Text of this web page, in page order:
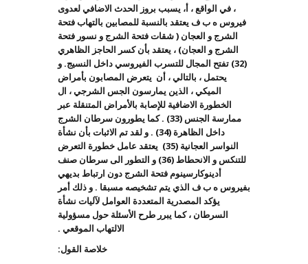
، في الواقع ، أ، يسبب بروز الحدث الاضافي لعدوى
فيروس ه ب ف يعتقد بالنسبة للمصابين بالتهاب فتحة
الشرج و العجان ( شقات فتحة الشرج و نسور فتحة
الشرج و العجان) ، يعتقد بأن كسر الحاجز الظاهري
(32) تفتح المجال للتسرب الفيروسي داخل النسيج. و
يحتمل ، بالتالي ، أن يتعرض المصابون بأمراض
الميكي ، الذين يمارسون الجس الشرجي ، ال
الخطورة الاضافية للإصابة بالأمراض المتنقلة عبر
ممارسة الجنس (33) . كما يطورون سرطان الشرج
داخل الظاهرة (34) . و لقد تم الاثبات بأن نشأة
النواسر العجانية (35) يعتقد عامل خطورة التعرض
للتنكس و الانحطاط (36) و التطور الى سرطان صنف
أدينوكارسينوم فتحة الشرج دون ارتباط بديهي
بفيروس ه ب ف الذي يتم تشخيصه مسبقا . و ذلك أمر
يؤكد المصدرية المتعددة العوامل لآليات نشأة
السرطان ، كما يبرر طرح الأسئلة حول مسؤولية
الالتهاب الموقعي .
خلاصة القول: